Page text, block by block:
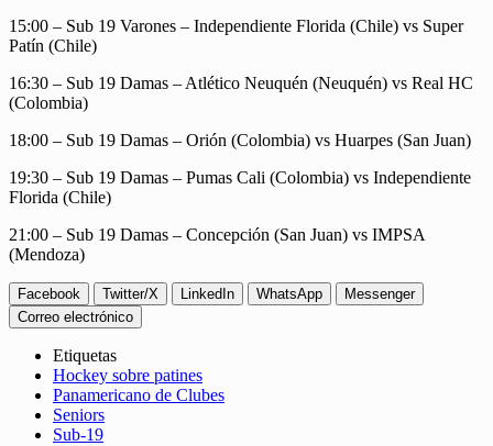
15:00 – Sub 19 Varones – Independiente Florida (Chile) vs Super
Patín (Chile)
16:30 – Sub 19 Damas – Atlético Neuquén (Neuquén) vs Real HC
(Colombia)
18:00 – Sub 19 Damas – Orión (Colombia) vs Huarpes (San Juan)
19:30 – Sub 19 Damas – Pumas Cali (Colombia) vs Independiente
Florida (Chile)
21:00 – Sub 19 Damas – Concepción (San Juan) vs IMPSA
(Mendoza)
Facebook Twitter/X LinkedIn WhatsApp
Messenger
Correo electrónico
Etiquetas
Hockey sobre patines
Panamericano de Clubes
Seniors
Sub-19